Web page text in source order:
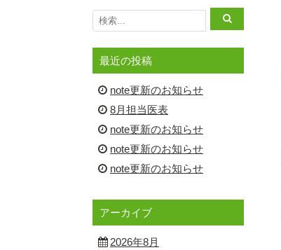
最近の投稿
note更新のお知らせ
8月担当医表
note更新のお知らせ
note更新のお知らせ
note更新のお知らせ
アーカイブ
2026年8月